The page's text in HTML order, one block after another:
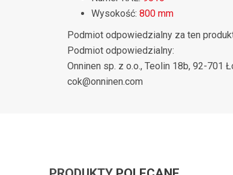
Wysokość: 800 mm
Podmiot odpowiedzialny za ten
Podmiot odpowiedzialny:
Onninen sp. z o.o., Teolin 18b, 92-701
cok@onninen.com